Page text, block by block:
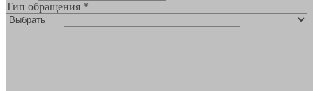
Тип обращения *